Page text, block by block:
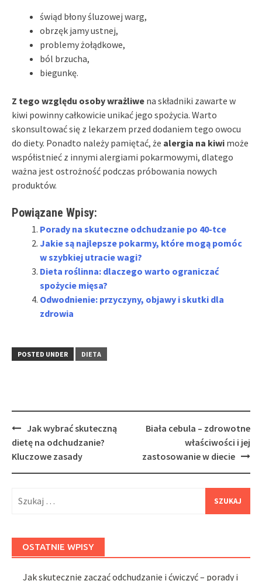
świąd błony śluzowej warg,
obrzęk jamy ustnej,
problemy żołądkowe,
ból brzucha,
biegunkę.
Z tego względu osoby wrażliwe na składniki zawarte w
kiwi powinny całkowicie unikać jego spożycia. Warto
skonsultować się z lekarzem przed dodaniem tego owocu
do diety. Ponadto należy pamiętać, że alergia na kiwi może
współistnieć z innymi alergiami pokarmowymi, dlatego
ważna jest ostrożność podczas próbowania nowych
produktów.
Powiązane Wpisy:
Porady na skuteczne odchudzanie po 40-tce
Jakie są najlepsze pokarmy, które mogą pomóc
w szybkiej utracie wagi?
Dieta roślinna: dlaczego warto ograniczać
spożycie mięsa?
Odwodnienie: przyczyny, objawy i skutki dla
zdrowia
POSTED UNDER DIETA
Post
navigation
Jak wybrać skuteczną
dietę na odchudzanie?
Kluczowe zasady
Biała cebula – zdrowotne
właściwości i jej
zastosowanie w diecie
OSTATNIE WPISY
Jak skutecznie zacząć odchudzanie i ćwiczyć – porady i